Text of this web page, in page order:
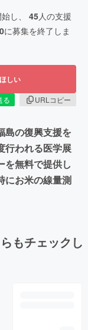
し、 45人の支援
に募集を終了しま
しい
る
URLコピー
島の復興支援を
行われる医学展
を無料で提供し
にお米の線量測
もチェックし